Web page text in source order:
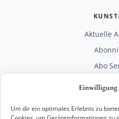
Einwilligung
Um dir ein optimales Erlebnis zu
Aktuelle
Abo